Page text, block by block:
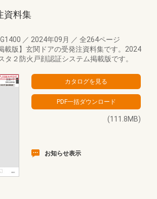
資料集
／ 2024年09月 ／ 全264ページ
載版】玄関ドアの受発注資料集です。2024
タ２防火戸顔認証システム掲載版です。
(111.8MB)
お知らせ表示